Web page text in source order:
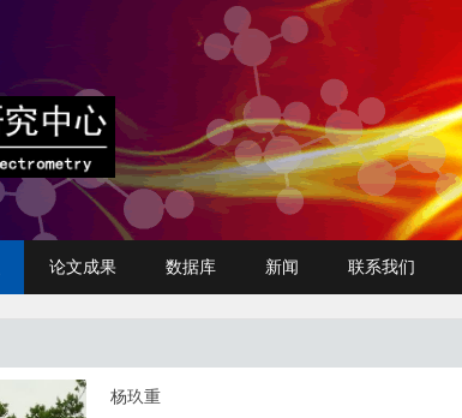
论文成果 数据库 新闻 联系我们
杨玖重